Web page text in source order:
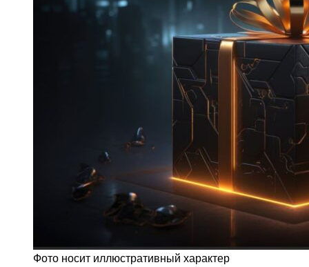
Фото носит иллюстративный характер